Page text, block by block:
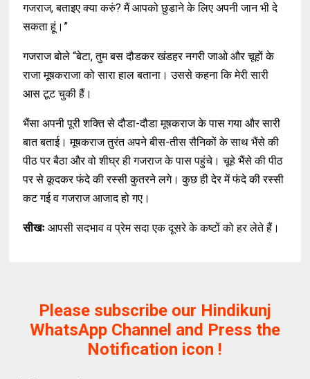
गजराज, बताइए क्या करुं? मैं आपको छुडाने के लिए अपनी जान भी दे
सकता हूं।”
गजराज बोले “बेटा, तुम बस दौडकर खंडहर नगरी जाओ और चूहों के
राजा मूषकराजा को सारा हाल बताना। उससे कहना कि मेरी सारी
आस टूट चुकी हैं।
भैंसा अपनी पूरी शक्ति से दौडा-दौडा मूषकराज के पास गया और सारी
बात बताई। मूषकराज तुरंत अपने बीस-तीस सैनिकों के साथ भैंसे की
पीठ पर बैठा और वो शीघ्र ही गजराज के पास पहुंचे। चूहे भैंसे की पीठ
पर से कूदकर फंदे की रस्सी कुतरने लगे। कुछ ही देर में फंदे की रस्सी
कट गई व गजराज आजाद हो गए।
सीखः आपसी सदभाव व प्रेम सदा एक दूसरे के कष्टों को हर लेते हैं।
Please subscribe our Hindikunj
WhatsApp Channel and Press the
Notification icon !